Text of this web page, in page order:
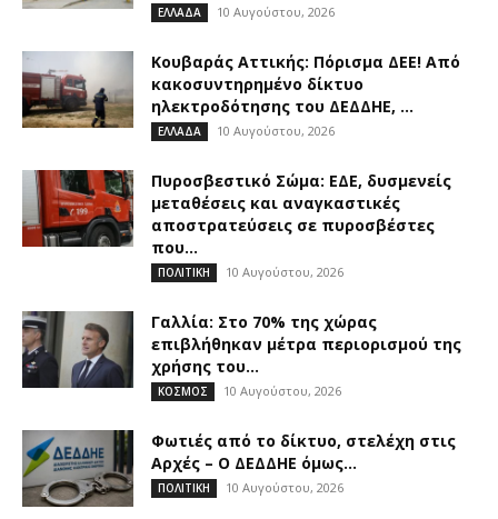
ΕΛΛΑΔΑ 10 Αυγούστου, 2026
Κουβαράς Αττικής: Πόρισμα ΔΕΕ! Από
κακοσυντηρημένο δίκτυο
ηλεκτροδότησης του ΔΕΔΔΗΕ, ...
ΕΛΛΑΔΑ 10 Αυγούστου, 2026
Πυροσβεστικό Σώμα: ΕΔΕ, δυσμενείς
μεταθέσεις και αναγκαστικές
αποστρατεύσεις σε πυροσβέστες
που...
ΠΟΛΙΤΙΚΗ 10 Αυγούστου, 2026
Γαλλία: Στο 70% της χώρας
επιβλήθηκαν μέτρα περιορισμού της
χρήσης του...
ΚΟΣΜΟΣ 10 Αυγούστου, 2026
Φωτιές από το δίκτυο, στελέχη στις
Αρχές – Ο ΔΕΔΔΗΕ όμως...
ΠΟΛΙΤΙΚΗ 10 Αυγούστου, 2026